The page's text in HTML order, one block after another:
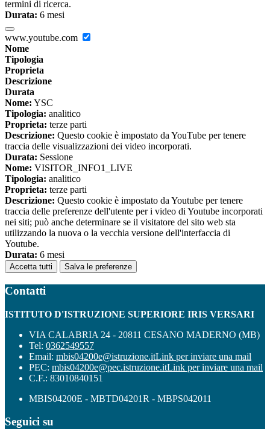
termini di ricerca.
Durata: 6 mesi
www.youtube.com
Nome
Tipologia
Proprieta
Descrizione
Durata
Nome: YSC
Tipologia: analitico
Proprieta: terze parti
Descrizione: Questo cookie è impostato da YouTube per tenere
traccia delle visualizzazioni dei video incorporati.
Durata: Sessione
Nome: VISITOR_INFO1_LIVE
Tipologia: analitico
Proprieta: terze parti
Descrizione: Questo cookie è impostato da Youtube per tenere
traccia delle preferenze dell'utente per i video di Youtube incorporati
nei siti; può anche determinare se il visitatore del sito web sta
utilizzando la nuova o la vecchia versione dell'interfaccia di
Youtube.
Durata: 6 mesi
Accetta tutti Salva le preferenze
Contatti
ISTITUTO D'ISTRUZIONE SUPERIORE IRIS VERSARI
VIA CALABRIA 24 - 20811 CESANO MADERNO (MB)
Tel: 0362549557
Email: mbis04200e@istruzione.itLink per inviare una mail
PEC: mbis04200e@pec.istruzione.itLink per inviare una mail
C.F.: 83010840151
MBIS04200E - MBTD04201R - MBPS042011
Seguici su